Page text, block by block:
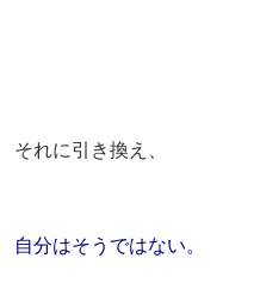
それに引き換え、
自分はそうではない。